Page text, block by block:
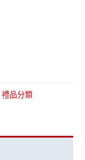
禮品分類